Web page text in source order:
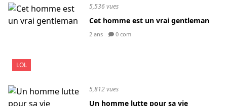
LOL
5,536 vues
Cet homme est un vrai gentleman
2 ans 0 com
5,812 vues
Un homme lutte pour sa vie